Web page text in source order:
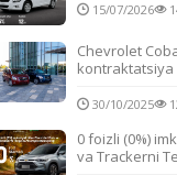
15/07/2026
Chevrolet
kontraktatsiya
30/10/2025
0 foizli (0%)
va Trackerni